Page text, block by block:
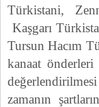
Türkistani,
Kaşgarı
Tursun Hacım
kanaat
zamanın